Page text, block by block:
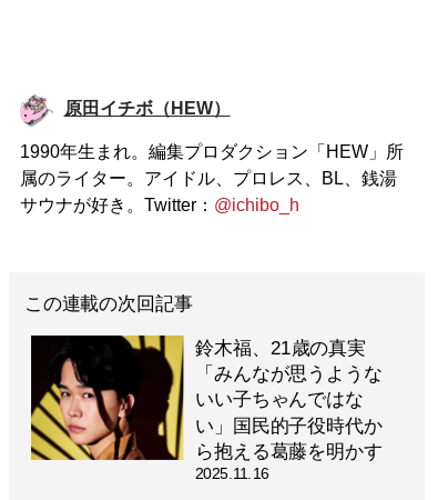
原田イチボ（HEW）
1990年生まれ。編集プロダクション「HEW」所
属のライター。アイドル、プロレス、BL、銭湯
サウナが好き。Twitter： @ichibo_h
この連載の次回記事
鈴木福、21歳の真実
「みんなが思うような
いい子ちゃんではな
い」国民的子役時代か
ら抱える葛藤を明かす
2025.11.16